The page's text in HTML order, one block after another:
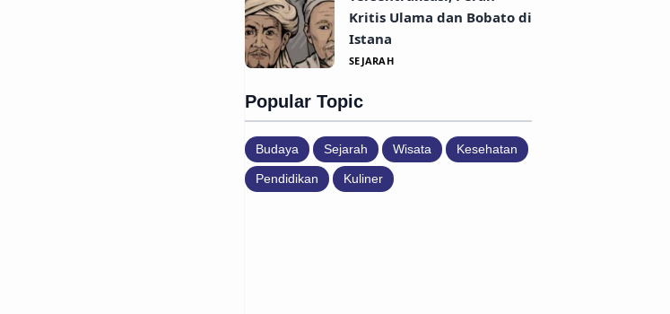
Kritis Ulama dan Bobato di
Istana
SEJARAH
Popular Topic
Budaya Sejarah Wisata Kesehatan
Pendidikan Kuliner